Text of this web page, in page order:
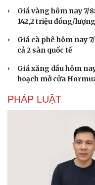
Giá vàng hôm nay 7/
142,2 triệu đồng/lượng
Giá cà phê hôm nay
cả 2 sàn quốc tế
Giá xăng dầu hôm
hoạch mở cửa
PHÁP LUẬT